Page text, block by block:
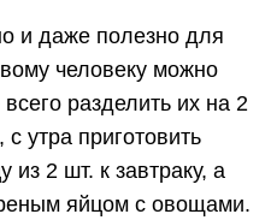
и даже полезно для
человеку можно
разделить их на 2
утра приготовить
2 шт. к завтраку, а
яйцом с овощами.